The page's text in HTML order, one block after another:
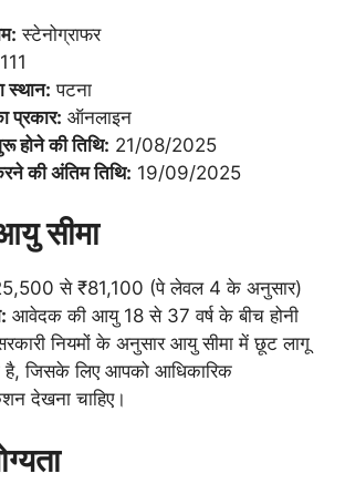
स्टेनोग्राफर
111
स्थान: पटना
प्रकार: ऑनलाइन
होने की तिथि: 21/08/2025
की अंतिम तिथि: 19/09/2025
सीमा
से ₹81,100 (पे लेवल 4 के अनुसार)
आवेदक की आयु 18 से 37 वर्ष के बीच होनी
नियमों के अनुसार आयु सीमा में छूट लागू
है, जिसके लिए आपको आधिकारिक
देखना चाहिए।